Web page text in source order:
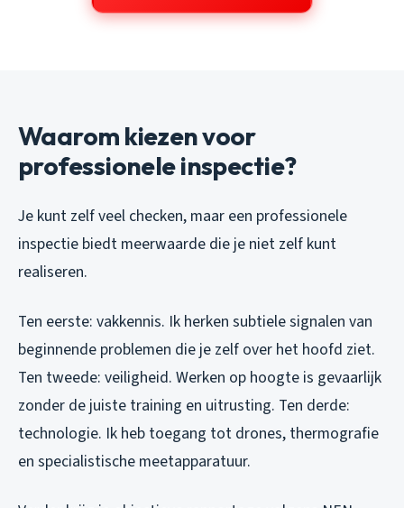
Waarom kiezen voor
professionele inspectie?
Je kunt zelf veel checken, maar een professionele
inspectie biedt meerwaarde die je niet zelf kunt
realiseren.
Ten eerste: vakkennis. Ik herken subtiele signalen van
beginnende problemen die je zelf over het hoofd ziet.
Ten tweede: veiligheid. Werken op hoogte is gevaarlijk
zonder de juiste training en uitrusting. Ten derde:
technologie. Ik heb toegang tot drones, thermografie
en specialistische meetapparatuur.